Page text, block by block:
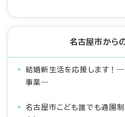
名古屋市から
結婚新生活を応援します！
事業―
名古屋市こども誰でも通園